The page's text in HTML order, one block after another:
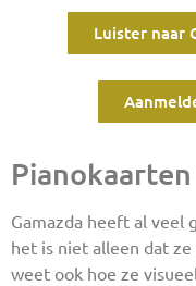
Luister naar
Pianokaarten
Gamazda heeft al veel
het is niet alleen dat
weet ook hoe ze